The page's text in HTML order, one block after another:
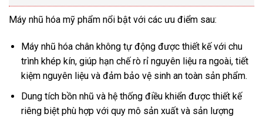
Máy nhũ hóa mỹ phẩm nổi bật với các ưu điểm sau:
Máy nhũ hóa chân không tự động được thiết kế với chu
trình khép kín, giúp hạn chế rò rỉ nguyên liệu ra ngoài, tiết
kiệm nguyên liệu và đảm bảo vệ sinh an toàn sản phẩm.
Dung tích bồn nhũ và hệ thống điều khiển được thiết kế
riêng biệt phù hợp với quy mô sản xuất và sản lượng